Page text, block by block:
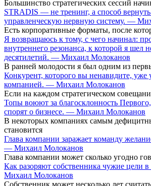
Большинство стратегических сессий
STRADIS — не тренинг, а способ
управленческую нервную систему. —
Есть корпоративные форматы, после
Я возвращаюсь к тому, с чего начинал:
внутреннего резонанса, к которой я шел
десятилетий. — Михаил Молоканов
В ранней молодости я был одним из
Конкурент, которого вы ненавидите, уже
компанией. — Михаил Молоканов
Если на каждом стратегическом
Топы воюют за благосклонность
спорят о бизнесе. — Михаил Молоканов
В некоторых компаниях самым
становится
Глава компании заражает команду
— Михаил Молоканов
Глава компании может сколько угодно
Как разоряют собственника чужие цели
Михаил Молоканов
Собственник может несколько лет